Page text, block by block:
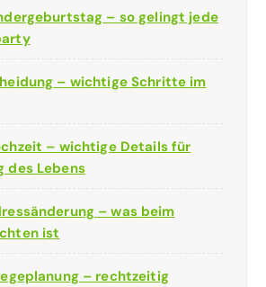
– so gelingt jede
– wichtige Schritte im
– wichtige Details für
des Lebens
– was beim
ist
– rechtzeitig